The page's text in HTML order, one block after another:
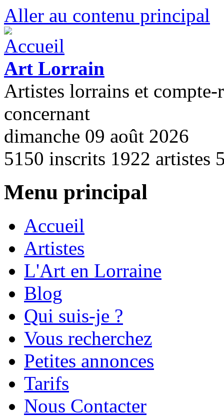
Aller au contenu principal
Art Lorrain
Artistes lorrains et compte-
concernant
dimanche 09 août 2026
5150 inscrits 1922 artistes
Menu principal
Accueil
Artistes
L'Art en Lorraine
Blog
Qui suis-je ?
Vous recherchez
Petites annonces
Tarifs
Nous Contacter